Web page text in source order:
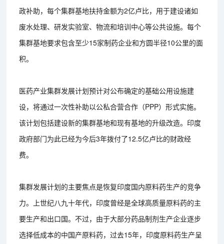
政补助，每个集群基地扶持金额为2亿卢比，用于建设诸如
废水处理、研发实验室、物流和培训中心等公共设施。每个
集群基地要求包含至少15家制药企业和方圆半径10公里的面
积。
医药产业集群发展计划预计对公布确定的基础公用设施建
设，将通过一次性补助以公私合营合作（PPP）形式实施。
该计划包括建设新的集群基地和现有基地的升级改造。印度
政府部门为此已经为今后3年拨付了12.5亿卢比的财政经
费。
集群发展计划的主要焦点是恢复印度国内原料药生产的竞争
力。上世纪八九十年代，印度曾经是全球高质量原料药的主
要生产和出口国。不过，由于大部分药品制剂生产企业逐步
选择低成本的中国产原料药，过去15年，印度原料药生产呈